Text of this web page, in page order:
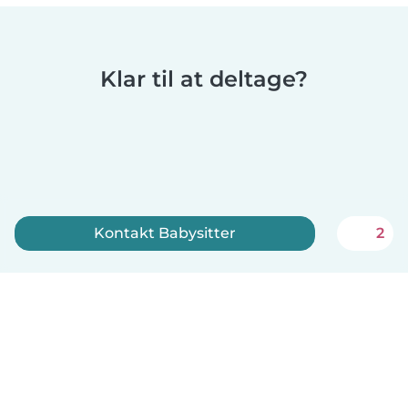
Klar til at deltage?
Kontakt Babysitter 2